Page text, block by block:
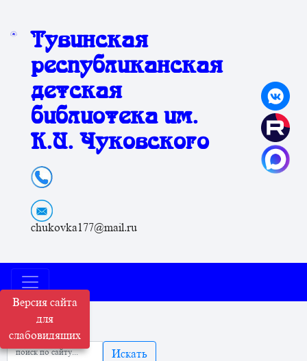
Версия сайта
для
слабовидящих
Тувинская
республиканская
детская
библиотека им.
К.И. Чуковского
chukovka177@mail.ru
Искать